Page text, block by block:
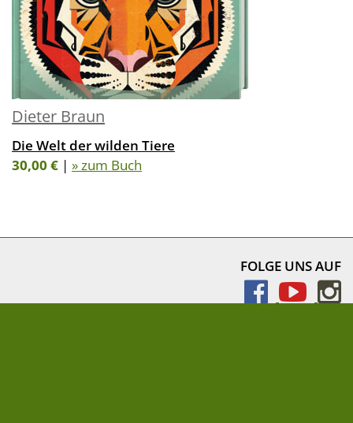
Dieter Braun
Die Welt der wilden Tiere
30,00 € | » zum Buch
FOLGE UNS AUF